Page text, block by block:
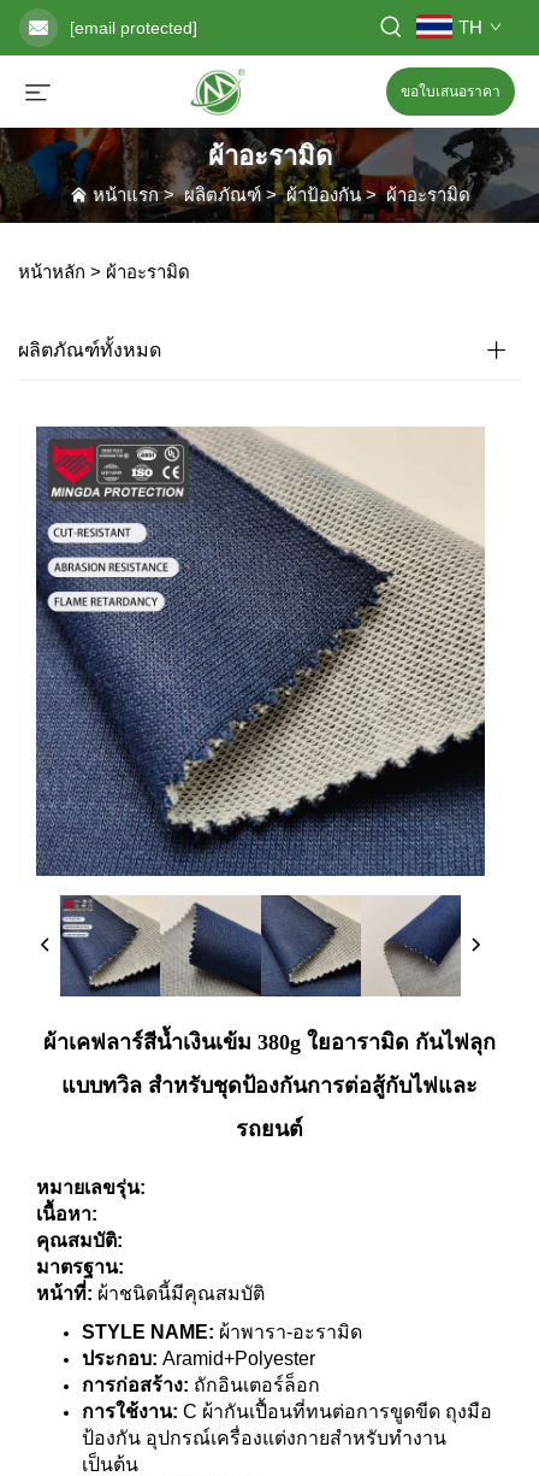
[email protected] TH
ขอใบเสนอราคา
ผ้าอะรามิด
หน้าแรก>ผลิตภัณฑ์>ผ้าป้องกัน>ผ้าอะรามิด
หน้าหลัก > ผ้าอะรามิด
ผลิตภัณฑ์ทั้งหมด
ผ้าเคฟลาร์สีน้ำเงินเข้ม 380g ใยอารามิด กันไฟลุก
แบบทวิล สำหรับชุดป้องกันการต่อสู้กับไฟและ
รถยนต์
หมายเลขรุ่น:
เนื้อหา:
คุณสมบัติ:
มาตรฐาน:
หน้าที่: ผ้าชนิดนี้มีคุณสมบัติ
STYLE NAME: ผ้าพารา-อะรามิด
ประกอบ: Aramid+Polyester
การก่อสร้าง: ถักอินเตอร์ล็อก
การใช้งาน: C ผ้ากันเปื้อนที่ทนต่อการขูดขีด ถุงมือ
ป้องกัน อุปกรณ์เครื่องแต่งกายสำหรับทำงาน
เป็นต้น